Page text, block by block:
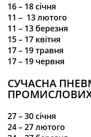
16 – 18 січня
11 – 13 лютого
11 – 13березня
15– 17 квітня
17– 19 травня
17– 19 червня
СУЧАСНА
27 – 30січня
24– 27лютого